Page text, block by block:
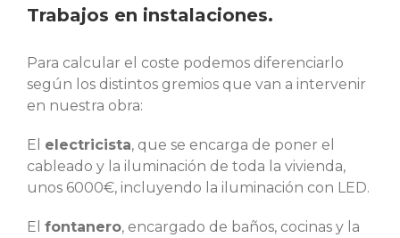
Trabajos en instalaciones.
Para calcular el coste podemos diferenciarlo
según los distintos gremios que van a intervenir
en nuestra obra:
El electricista, que se encarga de poner el
cableado y la iluminación de toda la vivienda,
unos 6000€, incluyendo la iluminación con LED.
El fontanero, encargado de baños, cocinas y la